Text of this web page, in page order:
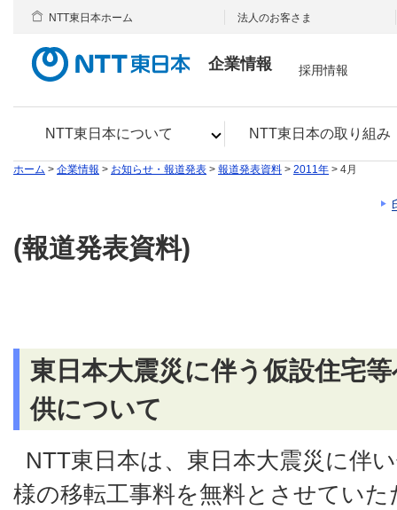
企業情報
NTT東日本について NTT東日本の取り組み
NTT東日本ホーム 法人のお客さま
採用情報
ホーム > 企業情報 > お知らせ・報道発表 > 報道発表資料 > 2011年 > 4月
(報道発表資料)
東日本大震災に伴う仮設住宅
供について
NTT東日本は、東日本大震災に伴
様の移転工事料を無料とさせてい